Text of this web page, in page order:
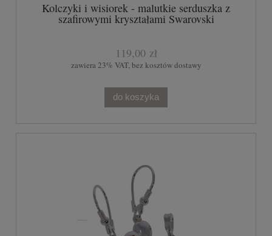
Kolczyki i wisiorek - malutkie serduszka z
szafirowymi kryształami Swarovski
119,00 zł
zawiera 23% VAT, bez kosztów dostawy
do koszyka